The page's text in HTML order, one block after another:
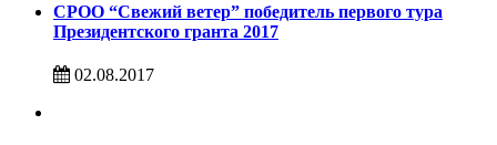
СРОО “Свежий ветер” победитель первого тура
Президентского гранта 2017
02.08.2017